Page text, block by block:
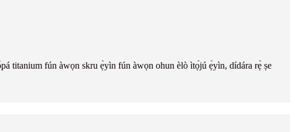
titanium fún àwọn skru ẹ̀yìn fún àwọn ohun èlò ìtọ́jú ẹ̀yìn, dídára rẹ̀ ṣe